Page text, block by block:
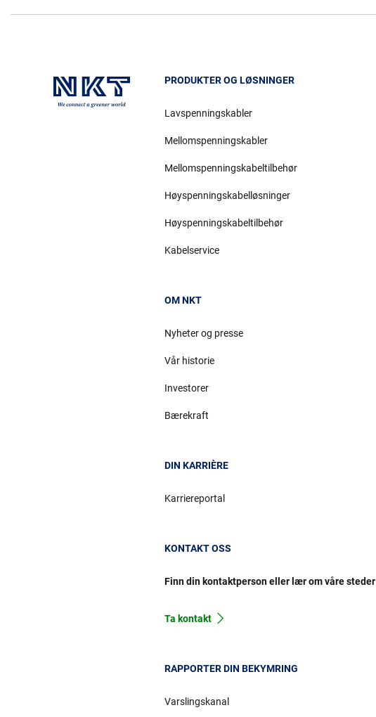
PRODUKTER OG LØSNINGER
Lavspenningskabler
Mellomspenningskabler
Mellomspenningskabeltilbehør
Høyspenningskabelløsninger
Høyspenningskabeltilbehør
Kabelservice
OM NKT
Nyheter og presse
Vår historie
Investorer
Bærekraft
DIN KARRIÈRE
Karriereportal
KONTAKT OSS
Finn din kontaktperson eller lær om våre steder
Ta kontakt
RAPPORTER DIN BEKYMRING
Varslingskanal